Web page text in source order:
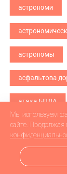
астрономи
астрономы
асфальтова
атака БПЛА
атака дронов
атетстаты
Мы используем
сайте. Продолжая